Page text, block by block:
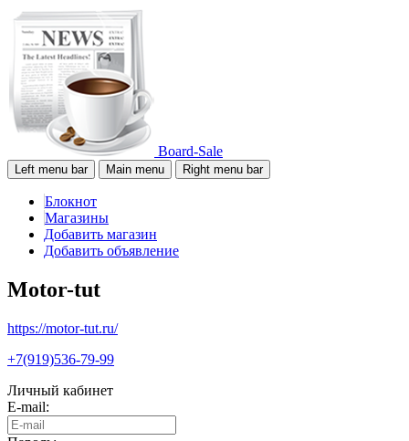
Board-Sale
Left menu bar Main menu Right menu bar
Блокнот
Магазины
Добавить магазин
Добавить объявление
Motor-tut
https://motor-tut.ru/
+7(919)536-79-99
Личный кабинет
E-mail: